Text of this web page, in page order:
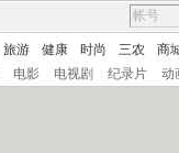
旅游 健康 时尚 三农
商
电影 电视剧 纪录片 动